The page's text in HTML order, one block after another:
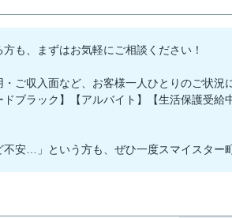
も、まずはお気軽にご相談ください！
ご収入面など、お客様一人ひとりのご状況
ドブラック】【アルバイト】【生活保護受
不安…」という方も、ぜひ一度スマイスター